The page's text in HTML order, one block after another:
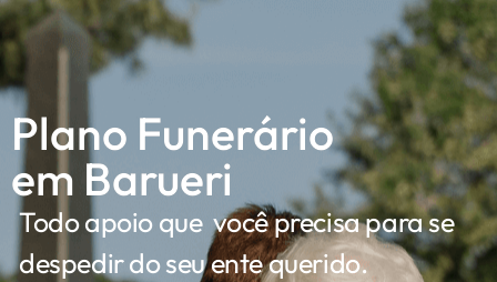
Plano Funerário
em Barueri
Todo apoio que você precisa para se
despedir do seu ente querido.